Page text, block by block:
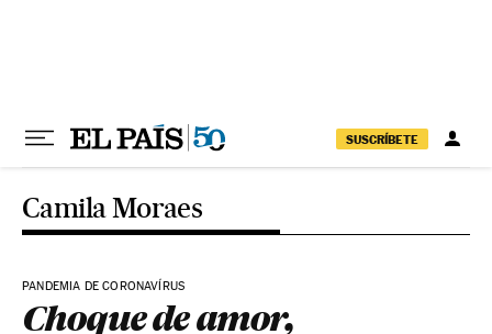
SUSCRÍBETE
Camila Moraes
PANDEMIA DE CORONAVÍRUS
Choque de amor,